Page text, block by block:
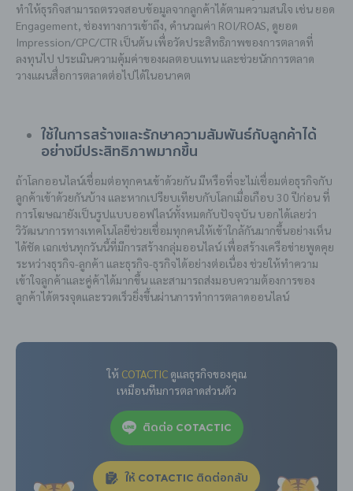
ทำให้ธุรกิจสามารถตรวจสอบข้อมูลจากลูกค้าได้ตามความสนใจ เช่น ยอด
Engagement, ช่องทางการเข้าถึง, คำนวณค่า ROI/ROAS, ดูยอด
Impression/CPC/CTR เป็นต้น เพื่อวัดประสิทธิภาพของการตลาดที่
ลงทุนไป ประเมินความคุ้มค่าของผลตอบแทน และช่วยนักการตลาด
วางแผนสื่อการตลาดต่อไปได้ในอนาคต
ใช้ในการสร้างและรักษาความสัมพันธ์กับลูกค้าได้
อย่างมีประสิทธิภาพมากขึ้น
ถ้าโลกออนไลน์เชื่อมต่อทุกคนเข้าด้วยกัน มีหรือที่จะไม่เชื่อมต่อธุรกิจกับ
ลูกค้าเข้าด้วยกันบ้าง และหากเปรียบเทียบกับโลกเมื่อเกือบ 30 ปีก่อน ที่
การโฆษณายังเป็นรูปแบบออฟไลน์ทั้งหมดกับปัจจุบัน บอกได้เลยว่า
วิวัฒนาการทางเทคโนโลยีช่วยเชื่อมทุกคนให้เข้าใกล้กันมากขึ้นอย่างเห็น
ได้ชัด เฉกเช่นทุกวันนี้ที่มีการสร้างกลุ่มออนไลน์ เพื่อสร้างเครือข่ายพูดคุย
ระหว่างธุรกิจ-ลูกค้า และธุรกิจ-ธุรกิจได้อย่างต่อเนื่อง ช่วยให้ทำความ
เข้าใจลูกค้าและคู่ค้าได้มากขึ้น และสามารถส่งมอบความต้องการของ
ลูกค้าได้ตรงจุดและรวดเร็วยิ่งขึ้นผ่านการทำการตลาดออนไลน์
ให้ COTACTICดูแลธุรกิจของคุณ
เหมือนทีมการตลาดส่วนตัว
ติดต่อ COTACTIC
ให้ COTACTIC ติดต่อกลับ